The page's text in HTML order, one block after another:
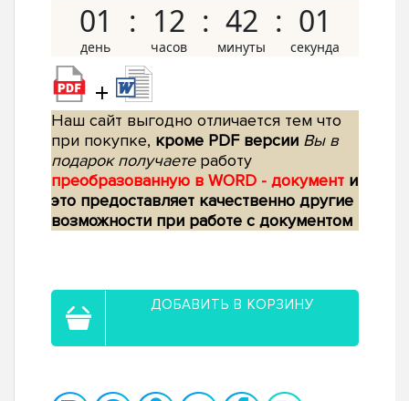
01 12 42 00
+
Наш сайт выгодно отличается тем что
при покупке, кроме PDF версии Вы в
подарок получаетеработу
преобразованную в WORD - документ и
это предоставляет качественно другие
возможности при работе с документом
ДОБАВИТЬ В КОРЗИНУ